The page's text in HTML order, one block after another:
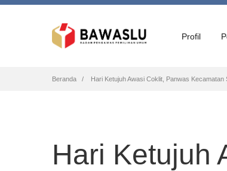
Profil
Breadcrumb
Beranda Hari Ketujuh Awasi Coklit, Panwas Kecamatan
Hari Ketujuh